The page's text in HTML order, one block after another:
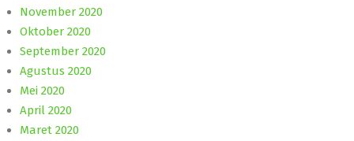
November 2020
Oktober 2020
September 2020
Agustus 2020
Mei 2020
April 2020
Maret 2020